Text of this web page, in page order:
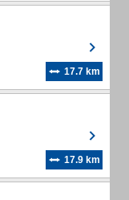
17.7 km
17.9 km